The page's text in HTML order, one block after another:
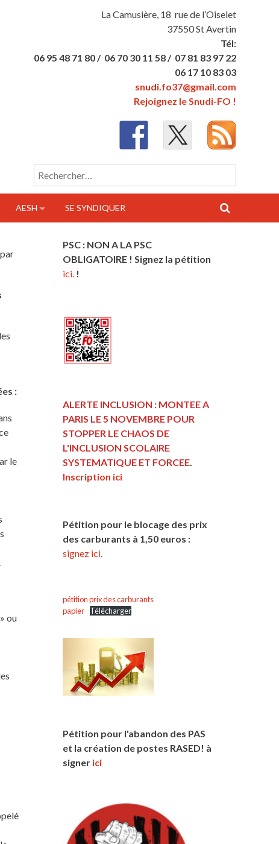
La Camusière, 18 rue de l’Oiselet
37550 St Avertin
Tél:
06 95 48 71 80 / 06 70 30 11 58 / 07 81 83 97 22
06 17 10 83 03
snudi.fo37@gmail.com
Rejoignez le Snudi-FO !
Rechercher :
AESH SE SYNDIQUER
:
le
ou
PSC : NON A LA PSC
OBLIGATOIRE ! Signez la pétition
ici. !
ALERTE INCLUSION : MONTEE A
PARIS LE 5 NOVEMBRE POUR
STOPPER LE CHAOS DE
L'INCLUSION SCOLAIRE
SYSTEMATIQUE ET FORCEE.
Inscription ici
Pétition pour le blocage des prix
des carburants à 1,50 euros :
signez ici.
pétition prix des carburants
papier
Télécharger
Pétition pour l'abandon des PAS
et la création de postes RASED! à
signer ici